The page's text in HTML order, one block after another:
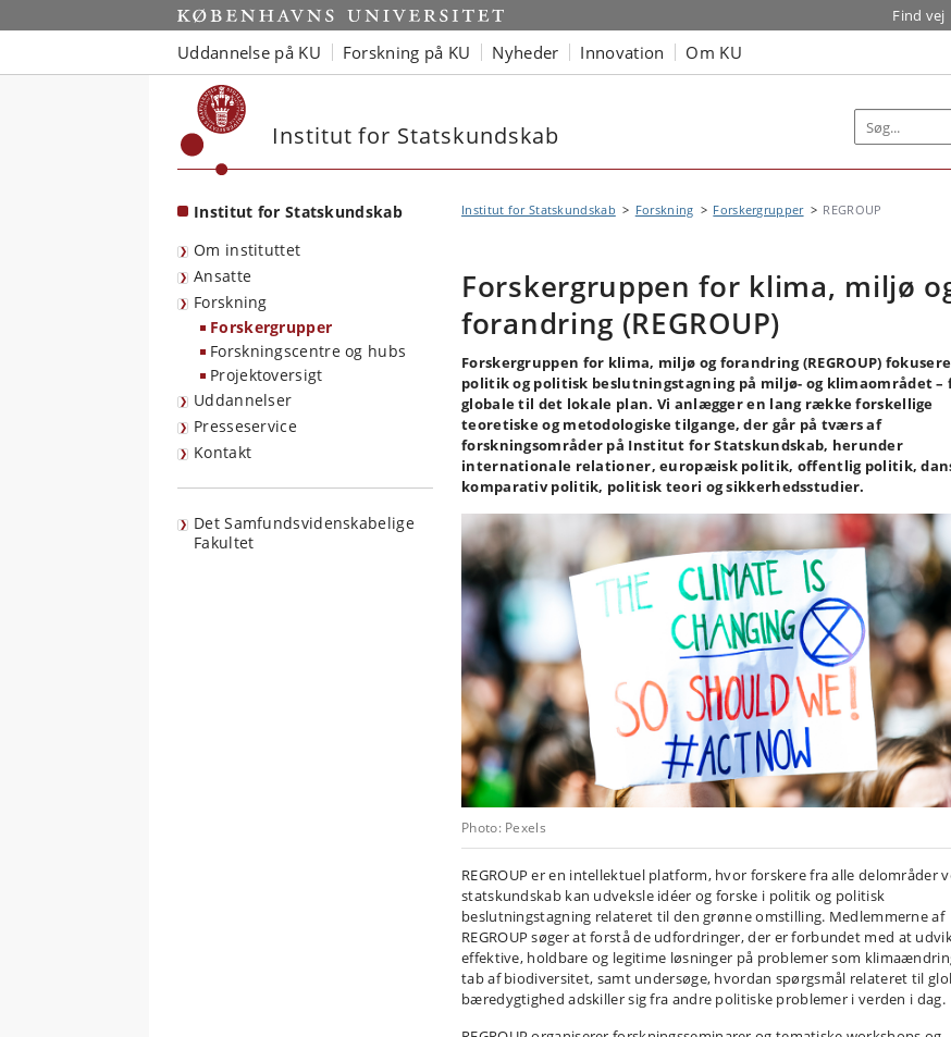
Start Find vej
Uddannelse på KU Forskning på KU Nyheder Innovation Om KU
Institut for Statskundskab
Institut for Statskundskab
Om instituttet
Ansatte
Forskning
Forskergrupper
Forskningscentre og hubs
Projektoversigt
Uddannelser
Presseservice
Kontakt
Det Samfundsvidenskabelige
Fakultet
Institut for Statskundskab Forskning Forskergrupper REGROUP
Forskergruppen for klima, miljø
forandring (REGROUP)
Forskergruppen for klima, miljø og forandring (REGROUP)
politik og politisk beslutningstagning på miljø- og klimaområdet –
globale til det lokale plan. Vi anlægger en lang række forskellige
teoretiske og metodologiske tilgange, der går på tværs af
forskningsområder på Institut for Statskundskab, herunder
internationale relationer, europæisk politik, offentlig politik,
komparativ politik, politisk teori og sikkerhedsstudier.
Photo: Pexels
REGROUP er en intellektuel platform, hvor forskere fra alle delområder
statskundskab kan udveksle idéer og forske i politik og politisk
beslutningstagning relateret til den grønne omstilling. Medlemmerne af
REGROUP søger at forstå de udfordringer, der er forbundet med at
effektive, holdbare og legitime løsninger på problemer som
tab af biodiversitet, samt undersøge, hvordan spørgsmål relateret til
bæredygtighed adskiller sig fra andre politiske problemer i verden i dag.